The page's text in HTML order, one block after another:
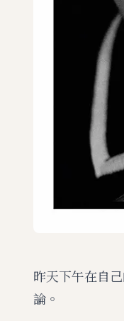
昨天下午在自
論。